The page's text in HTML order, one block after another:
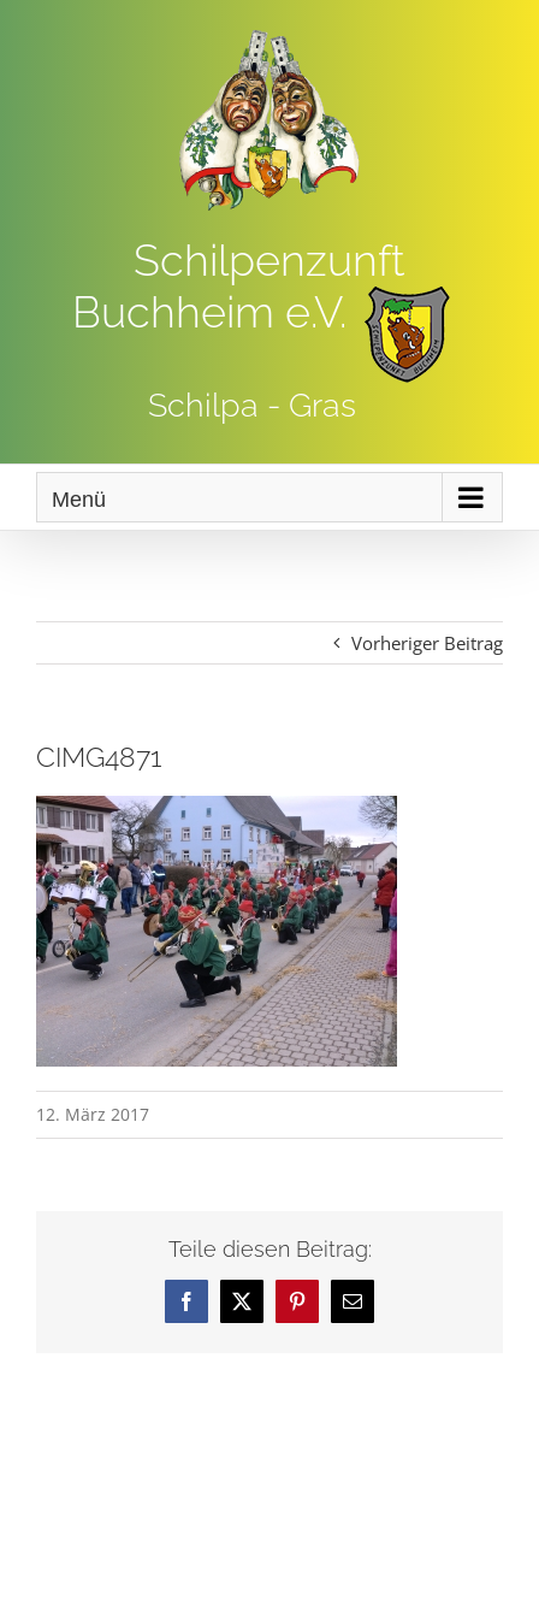
Schilpenzunft
Buchheim e.V.
Schilpa - Gras
Menü
Vorheriger Beitrag
CIMG4871
12. März 2017
Teile diesen Beitrag:
Facebook
X Pinterest
E-
Mail